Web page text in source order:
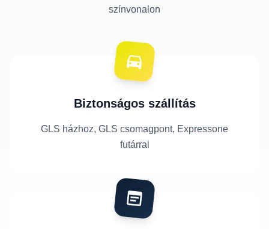
színvonalon
Biztonságos szállítás
GLS házhoz, GLS csomagpont, Expressone
futárral